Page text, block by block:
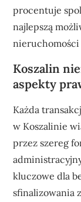
procentuje
najlepszą
nieruchomości
Koszalin
aspekty
Każda
w Koszalinie
przez szereg
kluczowe dla
sfinalizowania